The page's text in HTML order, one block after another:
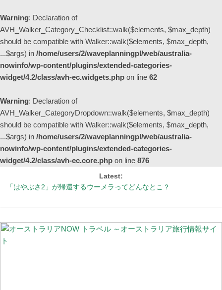
Warning: Declaration of
AVH_Walker_Category_Checklist::walk($elements, $max_depth)
should be compatible with Walker::walk($elements, $max_depth,
...$args) in /home/users/2/waveplanningpl/web/australia-
nowinfo/wp-content/plugins/extended-categories-
widget/4.2/class/avh-ec.widgets.php on line 62
Warning: Declaration of
AVH_Walker_CategoryDropdown::walk($elements, $max_depth)
should be compatible with Walker::walk($elements, $max_depth,
...$args) in /home/users/2/waveplanningpl/web/australia-
nowinfo/wp-content/plugins/extended-categories-
widget/4.2/class/avh-ec.core.php on line 876
Latest:
「はやぶさ2」が帰還するウーメラってどんなとこ？
に顧客一人で買物完了できる「Scan & Go」と入店不要「ドライブ
スルーClick & Colect」